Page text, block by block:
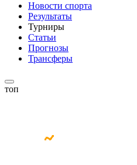
Новости спорта
Результаты
Турниры
Статьи
Прогнозы
Трансферы
топ